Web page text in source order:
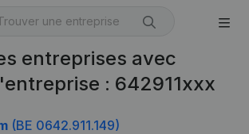
entreprises avec
: 642911xxx
(BE 0642.911.149)